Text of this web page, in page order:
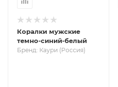
Коралки мужские
темно-синий-белый
Бренд: Каури (Россия)